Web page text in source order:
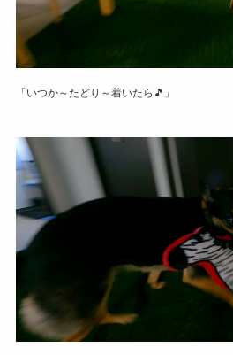
「いつか～たどり～着いたら🎵」